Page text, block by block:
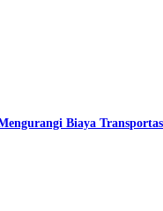
Biaya